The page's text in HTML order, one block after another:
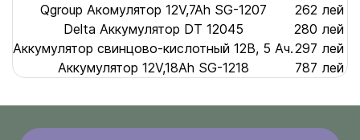
Qgroup Акомулятор 12V,7Ah SG-1207
262 лей
Delta Аккумулятор DT 12045
280 лей
Аккумулятор свинцово-кислотный 12В, 5 Ач.297 лей
Аккумулятор 12V,18Ah SG-1218
787 лей